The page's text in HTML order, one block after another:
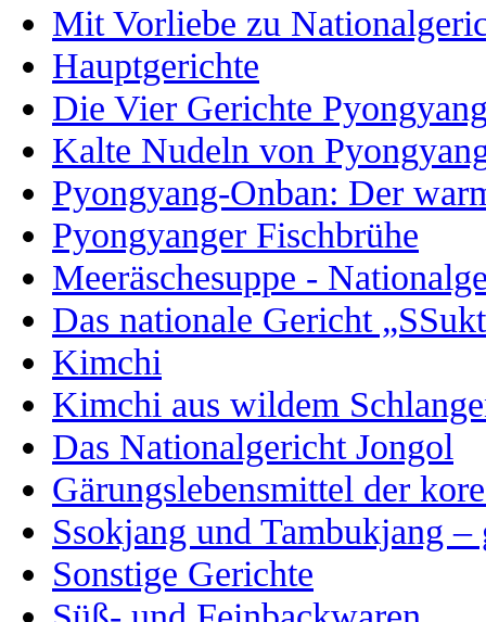
Mit Vorliebe zu
Hauptgerichte
Die Vier Gerichte
Kalte Nudeln von
Pyongyang-Onban: Der
Pyongyanger Fischbrühe
Meeräschesuppe -
Das nationale Gericht
Kimchi
Kimchi aus wildem
Das Nationalgericht Jongol
Gärungslebensmittel der
Ssokjang und Tambukjang –
Sonstige Gerichte